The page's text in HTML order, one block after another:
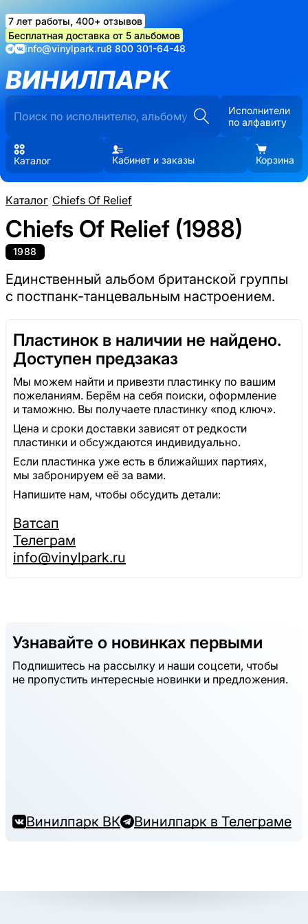
7 лет работы, 400+ отзывов
Бесплатная доставка от 5 альбомов
info@vinylpark.ru8 800 301-64-48
ВИНИЛПАРК
Исполнители
по алфавиту
Каталог Кабинет и заказы Корзина
Каталог/Chiefs Of Relief
Chiefs Of Relief (1988)
1988
Единственный альбом британской группы
с постпанк-танцевальным настроением.
Пластинок в наличии не найдено.
Доступен предзаказ
Мы можем найти и привезти пластинку по вашим
пожеланиям. Берём на себя поиски, оформление
и таможню. Вы получаете пластинку «под ключ».
Цена и сроки доставки зависят от редкости
пластинки и обсуждаются индивидуально.
Если пластинка уже есть в ближайших партиях,
мы забронируем её за вами.
Напишите нам, чтобы обсудить детали:
Ватсап
Телеграм
info@vinylpark.ru
Узнавайте о новинках первыми
Подпишитесь на рассылку и наши соцсети, чтобы
не пропустить интересные новинки и предложения.
Винилпарк ВК Винилпарк в Телеграме